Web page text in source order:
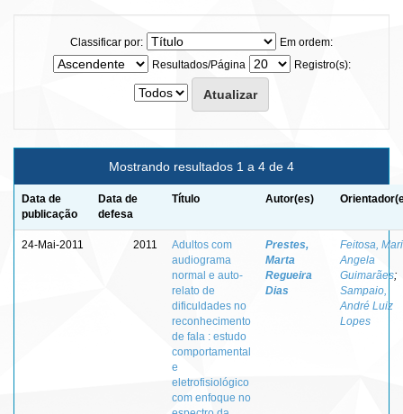
Classificar por:
Em ordem:
Resultados/Página
Registro(s):
Mostrando resultados 1 a 4 de 4
Data de
publicação
Data de
defesa
Título Autor(es)
24-Mai-2011 2011
Adultos com
audiograma
normal e auto-
relato de
dificuldades no
reconhecimento
de fala : estudo
comportamental
e
eletrofisiológico
com enfoque no
Prestes,
Marta
Regueira
Dias
Feitosa,
Angela
Guimarães;
Sampaio,
André Luiz
Lopes